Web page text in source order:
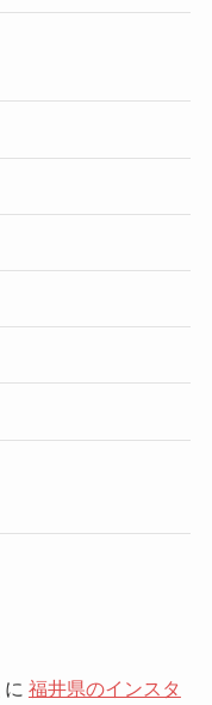
に 福井県のインスタ